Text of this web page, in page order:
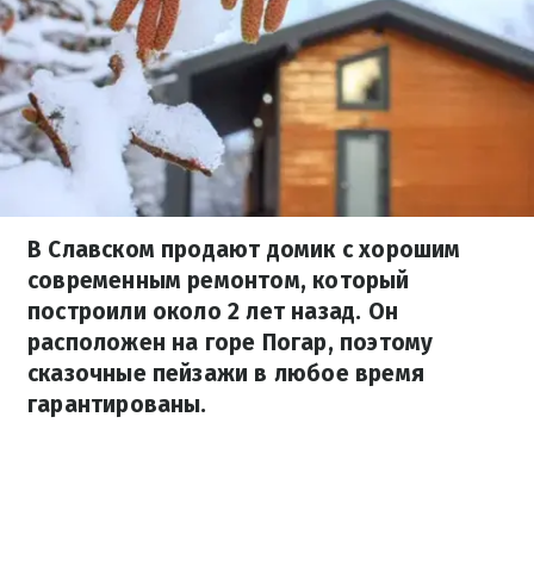
В Славском продают домик с хорошим
современным ремонтом, который
построили около 2 лет назад. Он
расположен на горе Погар, поэтому
сказочные пейзажи в любое время
гарантированы.